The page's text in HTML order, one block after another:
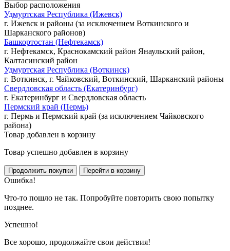
Выбор расположения
Удмуртская Республика (Ижевск)
г. Ижевск и районы (за исключением Воткинского и
Шарканского районов)
Башкортостан (Нефтекамск)
г. Нефтекамск, Краснокамский район Янаульский район,
Калтасинский район
Удмуртская Республика (Воткинск)
г. Воткинск, г. Чайковский, Воткинский, Шарканский районы
Свердловская область (Екатеринбург)
г. Екатеринбург и Свердловская область
Пермский край (Пермь)
г. Пермь и Пермский край (за исключением Чайковского
района)
Товар добавлен в корзину
Товар успешно добавлен в корзину
Ошибка!
Что-то пошло не так. Попробуйте повторить свою попытку
позднее.
Успешно!
Все хорошо, продолжайте свои действия!